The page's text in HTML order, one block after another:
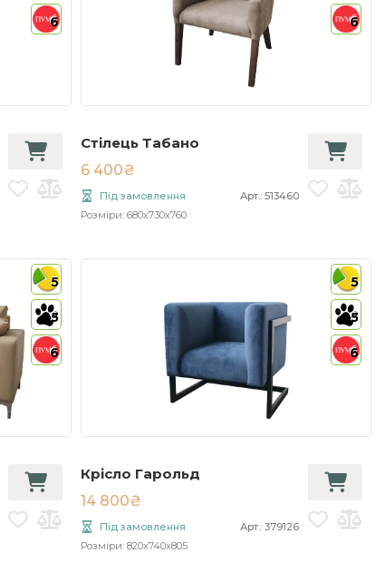
6 6
Стілець Табано
6 400₴
Арт.: 513460
Під замовлення
Розміри: 680x730x760
5
5
6
5
5
6
Крісло Гарольд
14 800₴
Арт.: 379126
Під замовлення
Розміри: 820x740x805